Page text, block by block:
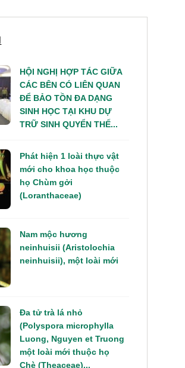
HỘI NGHỊ HỢP TÁC GIỮA
CÁC BÊN CÓ LIÊN QUAN
ĐỂ BẢO TỒN ĐA DẠNG
SINH HỌC TẠI KHU DỰ
TRỮ SINH QUYỂN THẾ...
Phát hiện 1 loài thực vật
mới cho khoa học thuộc
họ Chùm gởi
(Loranthaceae)
Nam mộc hương
neinhuisii (Aristolochia
neinhuisii), một loài mới
Đa tử trà lá nhỏ
(Polyspora microphylla
Luong, Nguyen et Truong
một loài mới thuộc họ
Chè (Theaceae)...